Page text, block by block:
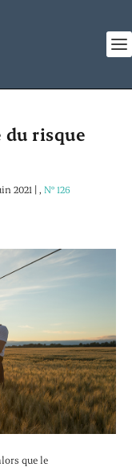
du risque
2021 | , N° 126
que le